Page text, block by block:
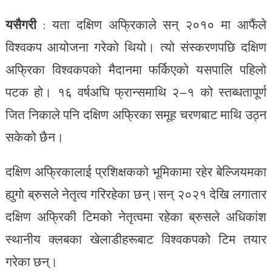
यसैगरी: यता दक्षिण अफ्रिकाले सन् २०१० मा आफैंले
विश्वकप आयोजना गरेको थियो। त्यो संस्करणपछि दक्षिण
अफ्रिका विश्वकपको मैदानमा फर्किएको यसपालि पहिलो
पटक हो। १६ वर्षअघि फ्रान्समाथि २–१ को स्तब्धतापूर्ण
जित निकाले पनि दक्षिण अफ्रिका समूह चरणबाट माथि उठ्न
सकेको छैन।
दक्षिण अफ्रिकालाई प्रशिक्षकको भूमिकामा रहेर बेल्जियमका
ह्युगो ब्रुसले नेतृत्व गरिरहेका छन्।सन् २०२१ देखि लगातार
दक्षिण अफ्रिकी टिमको नेतृत्वमा रहेका ब्रुसले अधिकांश
स्थानीय क्लबका खेलाडीहरूबाट विश्वकपको टिम तयार
गरेका छन्।